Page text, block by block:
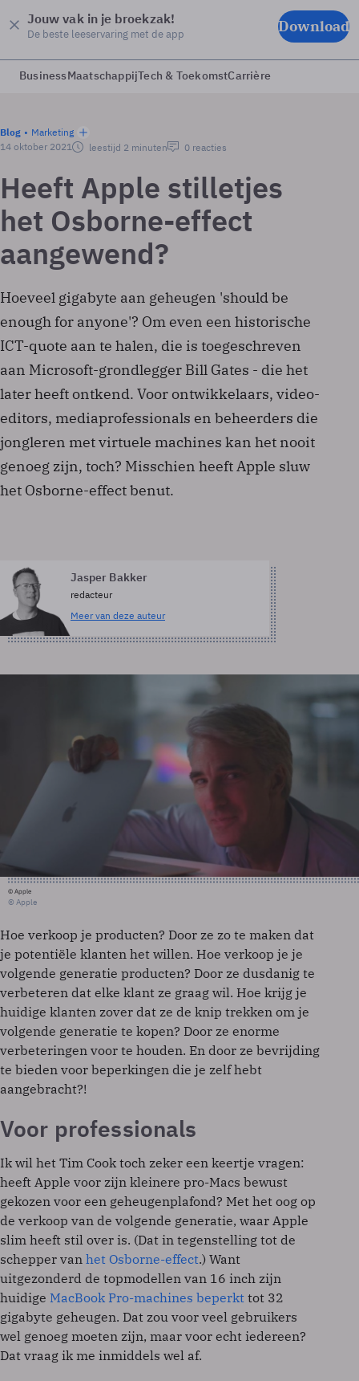
Jouw vak in je broekzak!
De beste leeservaring met de app Download
BusinessMaatschappijTech & ToekomstCarrière
Blog
Marketing
14 oktober 2021
leestijd 2 minuten 0 reacties
Heeft Apple stilletjes
het Osborne-effect
aangewend?
Hoeveel gigabyte aan geheugen 'should be
enough for anyone'? Om even een historische
ICT-quote aan te halen, die is toegeschreven
aan Microsoft-grondlegger Bill Gates - die het
later heeft ontkend. Voor ontwikkelaars, video-
editors, mediaprofessionals en beheerders die
jongleren met virtuele machines kan het nooit
genoeg zijn, toch? Misschien heeft Apple sluw
het Osborne-effect benut.
Jasper Bakker
redacteur
Meer van deze auteur
© Apple
© Apple
Hoe verkoop je producten? Door ze zo te maken dat
je potentiële klanten het willen. Hoe verkoop je je
volgende generatie producten? Door ze dusdanig te
verbeteren dat elke klant ze graag wil. Hoe krijg je
huidige klanten zover dat ze de knip trekken om je
volgende generatie te kopen? Door ze enorme
verbeteringen voor te houden. En door ze bevrijding
te bieden voor beperkingen die je zelf hebt
aangebracht?!
Voor professionals
Ik wil het Tim Cook toch zeker een keertje vragen:
heeft Apple voor zijn kleinere pro-Macs bewust
gekozen voor een geheugenplafond? Met het oog op
de verkoop van de volgende generatie, waar Apple
slim heeft stil over is. (Dat in tegenstelling tot de
schepper van het Osborne-effect.) Want
uitgezonderd de topmodellen van 16 inch zijn
huidige MacBook Pro-machines beperkt tot 32
gigabyte geheugen. Dat zou voor veel gebruikers
wel genoeg moeten zijn, maar voor echt iedereen?
Dat vraag ik me inmiddels wel af.